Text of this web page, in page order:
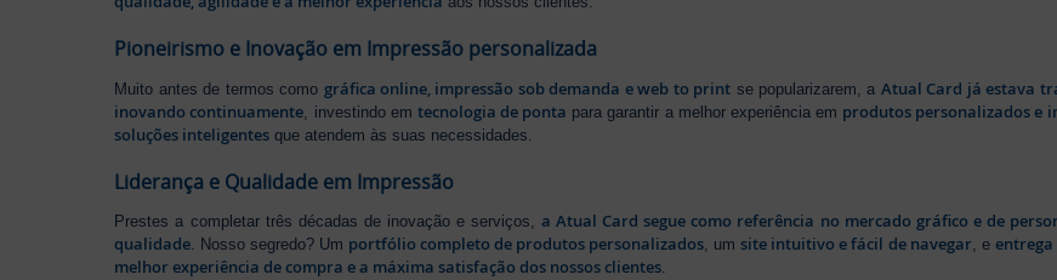
Pioneirismo e Inovação em Impressão personalizada
Muito antes de termos como gráfica online, impressão sob demanda e web to print se popularizarem, a Atual Card já estava
inovando continuamente , investindo em tecnologia de ponta para garantir a melhor experiência em produtos personalizados e
soluções inteligentes que atendem às suas necessidades.
Liderança e Qualidade em Impressão
Prestes a completar três décadas de inovação e serviços,a Atual Card segue como referência no mercado gráfico e de
qualidade. Nosso segredo? Um portfólio completo de produtos personalizados, um site intuitivo e fácil de navegar, e
melhor experiência de compra e a máxima satisfação dos nossos clientes.